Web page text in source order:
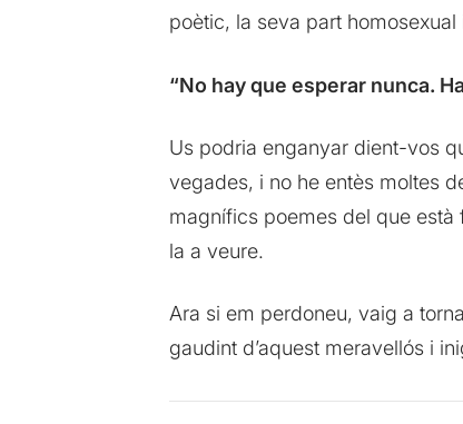
poètic, la seva part
“No hay que esperar nunca.
Us podria enganyar dient-vos
vegades, i no he entès moltes
magnífics poemes del que està
la a veure.
Ara si em perdoneu, vaig a
gaudint d’aquest meravellós i